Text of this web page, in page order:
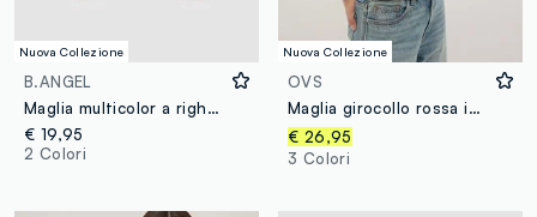
Nuova Collezione
B.ANGEL
Maglia multicolor a righe in misto viscosa colletto polo fitted
€ 19,95
2 Colori
Nuova Collezione
OVS
Maglia girocollo rossa in misto lana regular fit
€ 26,95
3 Colori